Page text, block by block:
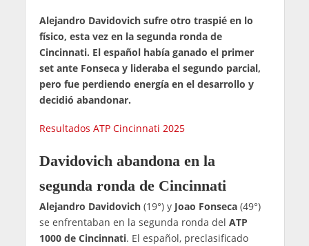
Alejandro Davidovich sufre otro traspié en lo
físico, esta vez en la segunda ronda de
Cincinnati. El español había ganado el primer
set ante Fonseca y lideraba el segundo parcial,
pero fue perdiendo energía en el desarrollo y
decidió abandonar.
Resultados ATP Cincinnati 2025
Davidovich abandona en la
segunda ronda de Cincinnati
Alejandro Davidovich(19°) y Joao Fonseca(49°)
se enfrentaban en la segunda ronda del ATP
1000 de Cincinnati. El español, preclasificado